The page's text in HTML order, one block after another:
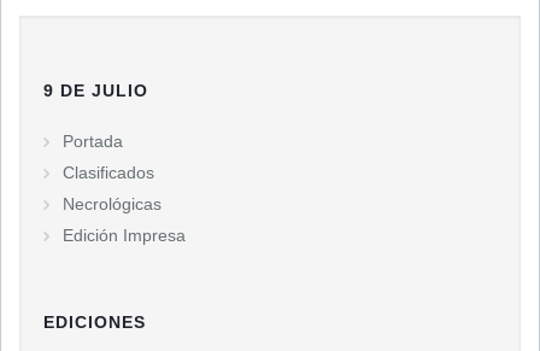
9 DE JULIO
Portada
Clasificados
Necrológicas
Edición Impresa
EDICIONES